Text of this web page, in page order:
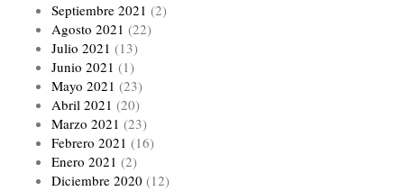
Septiembre 2021 (2)
Agosto 2021 (22)
Julio 2021 (13)
Junio 2021 (1)
Mayo 2021 (23)
Abril 2021 (20)
Marzo 2021 (23)
Febrero 2021 (16)
Enero 2021 (2)
Diciembre 2020 (12)